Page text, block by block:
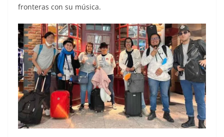
fronteras con su música.